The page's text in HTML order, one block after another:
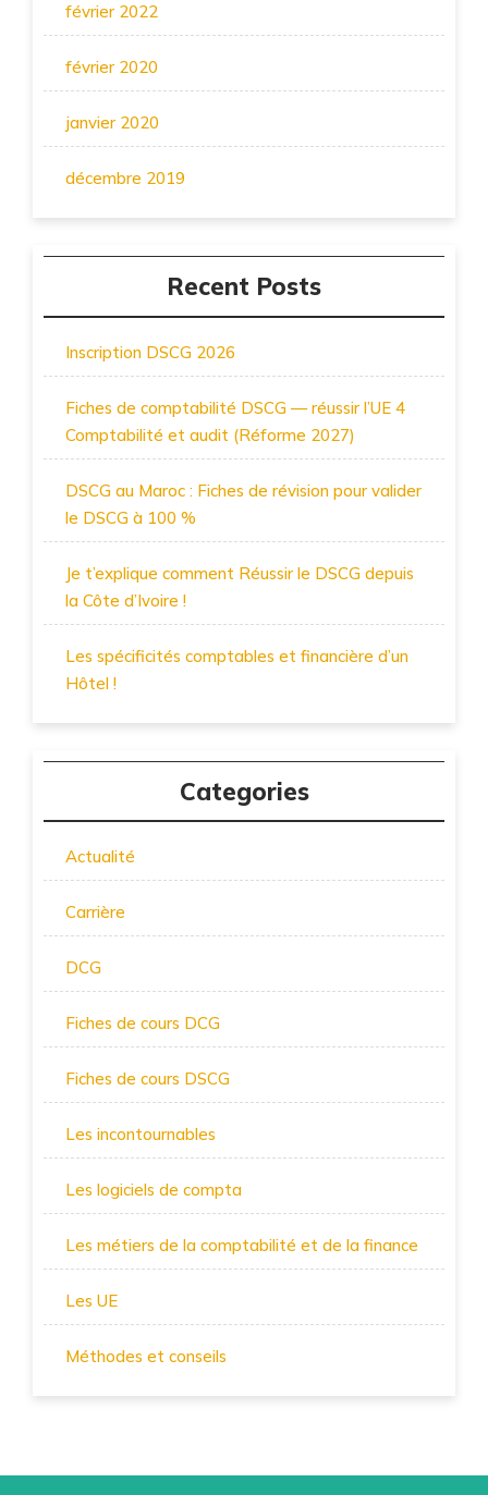
février 2022
février 2020
janvier 2020
décembre 2019
Recent Posts
Inscription DSCG 2026
Fiches de comptabilité DSCG — réussir l’UE 4
Comptabilité et audit (Réforme 2027)
DSCG au Maroc : Fiches de révision pour valider
le DSCG à 100 %
Je t’explique comment Réussir le DSCG depuis
la Côte d’Ivoire !
Les spécificités comptables et financière d’un
Hôtel !
Categories
Actualité
Carrière
DCG
Fiches de cours DCG
Fiches de cours DSCG
Les incontournables
Les logiciels de compta
Les métiers de la comptabilité et de la finance
Les UE
Méthodes et conseils